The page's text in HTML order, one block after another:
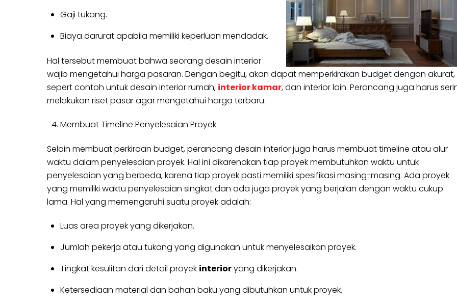
Gaji tukang.
Biaya darurat apabila memiliki keperluan mendadak.
Hal tersebut membuat bahwa seorang desain interior
wajib mengetahui harga pasaran. Dengan begitu, akan dapat memperkirakan budget dengan akurat,
sepert contoh untuk desain interior rumah, interior kamar, dan interior lain. Perancang juga harus
melakukan riset pasar agar mengetahui harga terbaru.
Membuat Timeline Penyelesaian Proyek
Selain membuat perkiraan budget, perancang desain interior juga harus membuat timeline atau alur
waktu dalam penyelesaian proyek. Hal ini dikarenakan tiap proyek membutuhkan waktu untuk
penyelesaian yang berbeda, karena tiap proyek pasti memiliki spesifikasi masing-masing. Ada proyek
yang memiliki waktu penyelesaian singkat dan ada juga proyek yang berjalan dengan waktu cukup
lama. Hal yang memengaruhi suatu proyek adalah:
Luas area proyek yang dikerjakan.
Jumlah pekerja atau tukang yang digunakan untuk menyelesaikan proyek.
Tingkat kesulitan dari detail proyek interioryang dikerjakan.
Ketersediaan material dan bahan baku yang dibutuhkan untuk proyek.